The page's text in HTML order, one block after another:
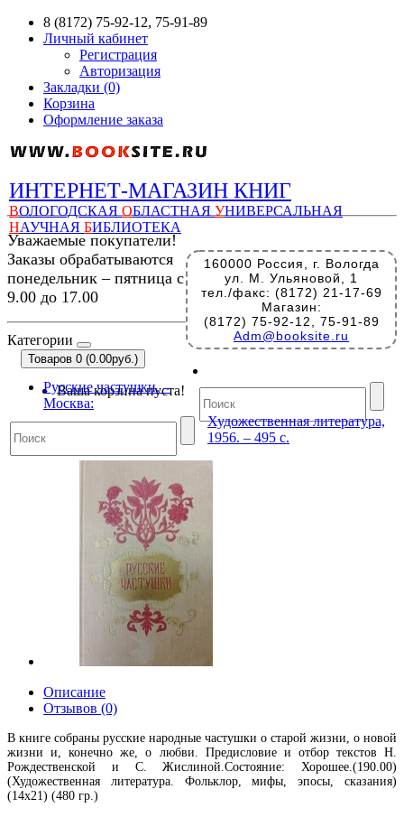
8 (8172) 75-92-12, 75-91-89
Личный кабинет
Регистрация
Авторизация
Закладки (0)
Корзина
Оформление заказа
ИНТЕРНЕТ-МАГАЗИН КНИГ
ВОЛОГОДСКАЯ ОБЛАСТНАЯ УНИВЕРСАЛЬНАЯ
НАУЧНАЯ БИБЛИОТЕКА
160000 Россия, г. Вологда
ул. М. Ульяновой, 1
тел./факс: (8172) 21-17-69
Магазин:
(8172) 75-92-12, 75-91-89
Adm@booksite.ru
Уважаемые покупатели!
Заказы обрабатываются
понедельник – пятница с
9.00 до 17.00
Категории
Товаров 0 (0.00руб.)
Ваша корзина пуста!
Русские частушки. –
Москва:
Художественная литература,
1956. – 495 с.
Описание
Отзывов (0)
В книге собраны русские народные частушки о старой жизни, о новой
жизни и, конечно же, о любви. Предисловие и отбор текстов Н.
Рождественской и С. Жислиной.Состояние: Хорошее.(190.00)
(Художественная литература. Фольклор, мифы, эпосы, сказания)
(14х21) (480 гр.)